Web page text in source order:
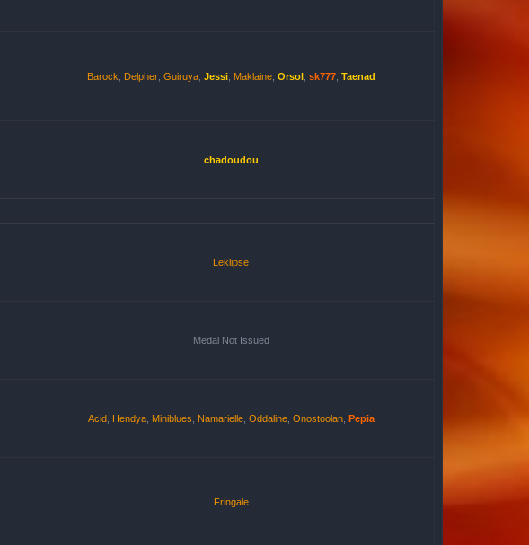
Barock Delpher, Guiruya, Jessi, Maklaine, Orsol, sk777, Taenad
chadoudou
Leklipse
Medal Not Issued
Acid, Hendya, Miniblues Namarielle, Oddaline, Onostoolan, Pepia
Fringale